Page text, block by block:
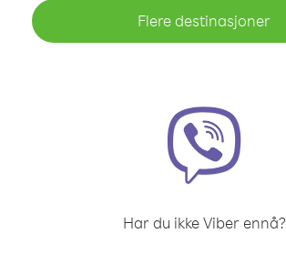
Flere destinasjoner
Har du ikke Viber ennå?